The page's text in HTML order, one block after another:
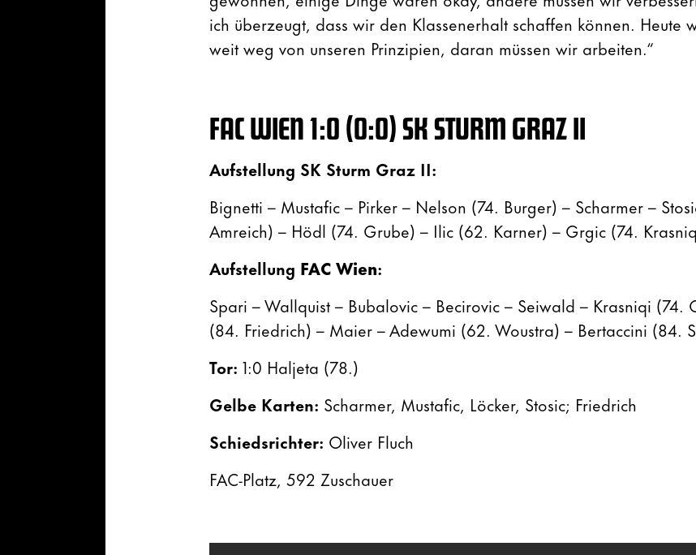
ich überzeugt, dass wir den Klassenerhalt schaffen können. Heute
weit weg von unseren Prinzipien, daran müssen wir arbeiten.“
FAC WIEN1:0 (0:0)SK STURM GRAZ II
Aufstellung SK Sturm Graz II:
Bignetti – Mustafic – Pirker – Nelson (74. Burger) – Scharmer –
Amreich) – Hödl (74. Grube) – Ilic (62. Karner) – Grgic (74.
Aufstellung FAC Wien:
Spari – Wallquist – Bubalovic – Becirovic – Seiwald – Krasniqi (74.
(84. Friedrich) – Maier – Adewumi (62. Woustra) – Bertaccini (84.
Tor: 1:0 Haljeta (78.)
Gelbe Karten: Scharmer, Mustafic, Löcker, Stosic; Friedrich
Schiedsrichter: Oliver Fluch
FAC-Platz, 592 Zuschauer